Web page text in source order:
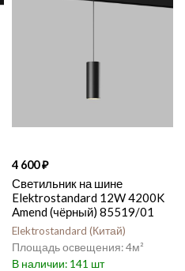
4 600
Светильник на шине
Elektrostandard 12W 4200K
Amend (чёрный) 85519/01
Elektrostandard Китай
4
141